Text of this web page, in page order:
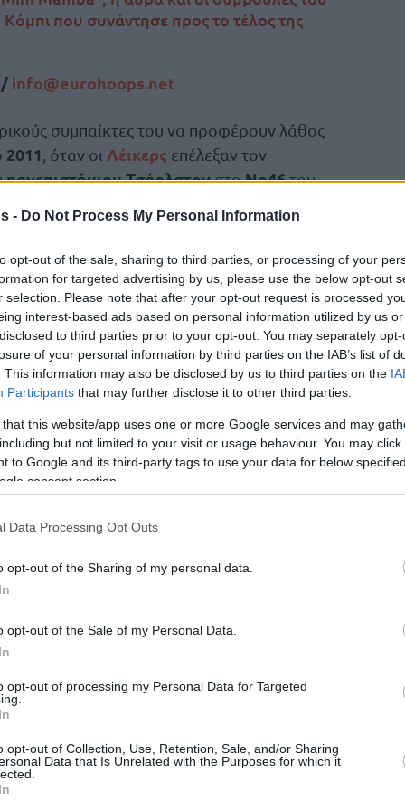
- Do Not Process My Personal Information
opt-out of the sale, sharing to third parties, or processing of your
for targeted advertising by us, please use the below opt-out
selection. Please note that after your opt-out request is processed
interest-based ads based on personal information utilized by us
to third parties prior to your opt-out. You may separately
of your personal information by third parties on the IAB’s list of
This information may also be disclosed by us to third parties on the
Participants that may further disclose it to other third parties.
that this website/app uses one or more Google services and may
but not limited to your visit or usage behaviour. You may
to Google and its third-party tags to use your data for below
consent section.
Data Processing Opt Outs
opt-out of the Sharing of my personal data.
opt-out of the Sale of my Personal Data.
opt-out of processing my Personal Data for Targeted
opt-out of Collection, Use, Retention, Sale, and/or Sharing
Data that Is Unrelated with the Purposes for which it
που συνάντησε προς το τέλος της
info@eurohoops.net
συμπαίκτες του να προφέρουν λάθος
2011 , όταν οι Λέικερς επέλεξαν τον
πανεπιστήμιου ΤσάρλστονστοΝο46του
έναν χρόνο πριν είχε κατακτήσει τον
αποχωρήσει, οΜάικ Μπράουντον είχε
Σέντερ» δέσποζε ακόμη η φιγούρα του
ωστόσοτον φώναζε αρχικά απλώς
έγινε μεγαλύτερη όταν ο μεγάλος σταρ
«Mini Mamba»! Όπωςεξηγεί ο
, πάντως, αυτό ήταν περισσότερο ιδέα
, έκανε«θόρυβο»στο ΝΒΑ, όταν
14π. με 5/8 σουτ κόντρα στους
το έχει λησμονήσει. Δεν ξεχνά, βεβαίως, την